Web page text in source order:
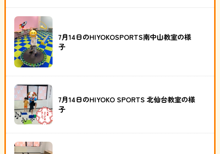
7月14日のHIYOKOSPORTS南中山教室の様
子
7月14日のHIYOKO SPORTS 北仙台教室の様
子